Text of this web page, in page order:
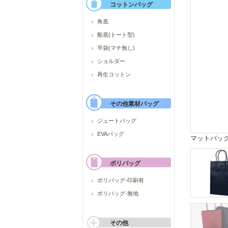
コットンバッグ
角底
船底(トート型)
平袋(マチ無し)
ショルダー
再生コットン
その他素材バッグ
ジュートバッグ
EVAバッグ
ポリバッグ
ポリバッグ-印刷有
ポリバッグ-無地
その他
マットバッ